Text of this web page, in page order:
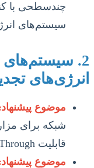
چندسطحی با
سیستم‌های
2. سیستم‌های
انرژی‌های
موضوع
شبکه برای
قابلیت Ride-Through خطا و تولید توان راکتیو.
موضوع